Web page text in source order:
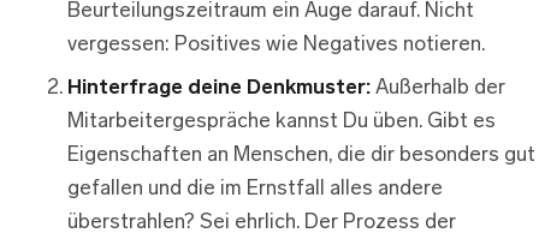
Beurteilungszeitraum ein Auge darauf. Nicht
vergessen: Positives wie Negatives notieren.
Hinterfrage deine Denkmuster: Außerhalb der
Mitarbeitergespräche kannst Du üben. Gibt es
Eigenschaften an Menschen, die dir besonders gut
gefallen und die im Ernstfall alles andere
überstrahlen? Sei ehrlich. Der Prozess der